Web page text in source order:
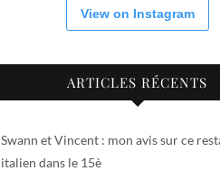
View on Instagram
ARTICLES RÉCENTS
Swann et Vincent : mon avis sur ce
italien dans le 15è